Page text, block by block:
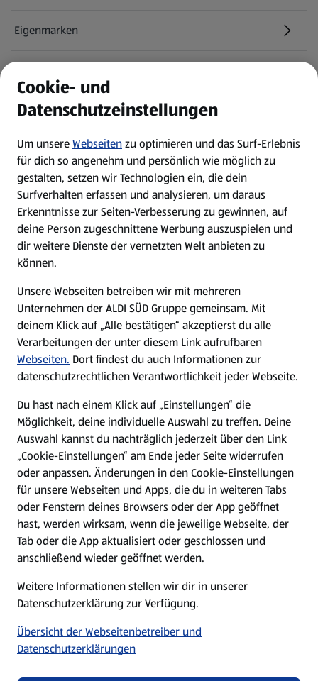
Eigenmarken
Newsletter
WhatsApp
Über ALDI SÜD
Filialen
Nachhaltigkeit
Karriere
Presse
Hilfe & Kontakt
(öffnet in einem neuen Tab)
Unternehmen
Folge uns hier:
Cookie- und
Datenschutzeinstellungen
Um unsereWebseitenzu optimieren und das Surf-Erlebnis
für dich so angenehm und persönlich wie möglich zu
gestalten, setzen wir Technologien ein, die dein
Surfverhalten erfassen und analysieren, um daraus
Erkenntnisse zur Seiten-Verbesserung zu gewinnen, auf
deine Person zugeschnittene Werbung auszuspielen und
dir weitere Dienste der vernetzten Welt anbieten zu
können.
Unsere Webseiten betreiben wir mit mehreren
Unternehmen der ALDI SÜD Gruppe gemeinsam. Mit
deinem Klick auf „Alle bestätigen“ akzeptierst du alle
Verarbeitungen der unter diesem Link aufrufbaren
Webseiten. Dort findest du auch Informationen zur
datenschutzrechtlichen Verantwortlichkeit jeder Webseite.
Du hast nach einem Klick auf „Einstellungen“ die
Möglichkeit, deine individuelle Auswahl zu treffen. Deine
Auswahl kannst du nachträglich jederzeit über den Link
„Cookie-Einstellungen“ am Ende jeder Seite widerrufen
oder anpassen. Änderungen in den Cookie-Einstellungen
für unsere Webseiten und Apps, die du in weiteren Tabs
oder Fenstern deines Browsers oder der App geöffnet
hast, werden wirksam, wenn die jeweilige Webseite, der
Tab oder die App aktualisiert oder geschlossen und
anschließend wieder geöffnet werden.
Weitere Informationen stellen wir dir in unserer
Datenschutzerklärung zur Verfügung.
Übersicht der Webseitenbetreiber und
Datenschutzerklärungen